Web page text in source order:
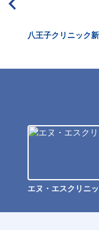
八王子クリニック
エヌ・エスクリニ